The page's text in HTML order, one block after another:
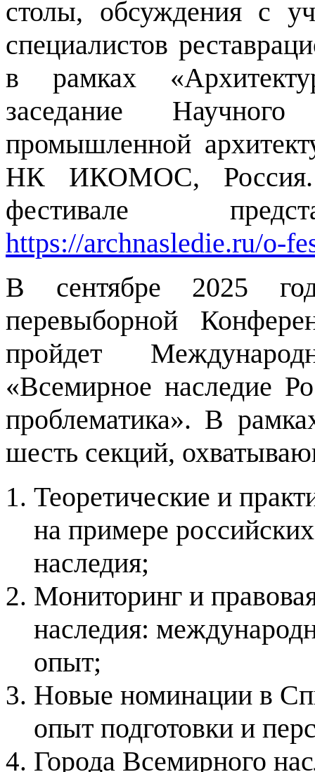
столы, обсуждения с
специалистов
в рамках
заседание
промышленной
НК ИКОМОС, Россия.
фестивале
https://archnasledie.ru/o-
В сентябре 2025
перевыборной
пройдет
«Всемирное наследие
проблематика». В
шесть секций,
Теоретические и
на примере
наследия;
Мониторинг и
наследия:
опыт;
Новые номинации в
опыт подготовки и
Города Всемирного